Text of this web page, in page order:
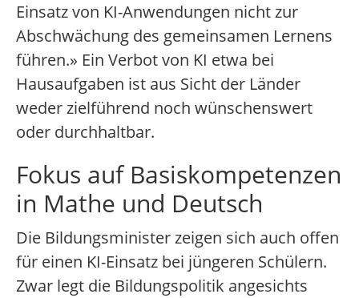
Einsatz von KI-Anwendungen nicht zur
Abschwächung des gemeinsamen Lernens
führen.» Ein Verbot von KI etwa bei
Hausaufgaben ist aus Sicht der Länder
weder zielführend noch wünschenswert
oder durchhaltbar.
Fokus auf Basiskompetenzen
in Mathe und Deutsch
Die Bildungsminister zeigen sich auch offen
für einen KI-Einsatz bei jüngeren Schülern.
Zwar legt die Bildungspolitik angesichts